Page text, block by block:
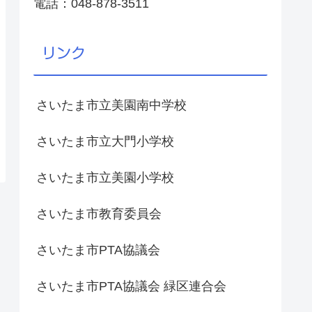
電話：048-878-3511
リンク
さいたま市立美園南中学校
さいたま市立大門小学校
さいたま市立美園小学校
さいたま市教育委員会
さいたま市PTA協議会
さいたま市PTA協議会 緑区連合会